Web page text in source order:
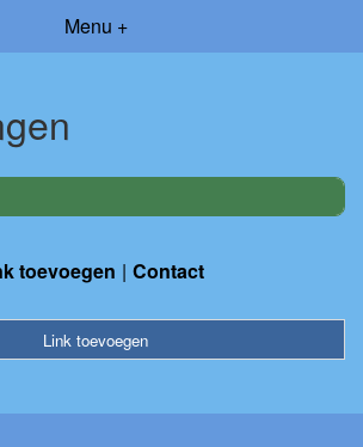
Menu +
toevoegen Contact
Link toevoegen